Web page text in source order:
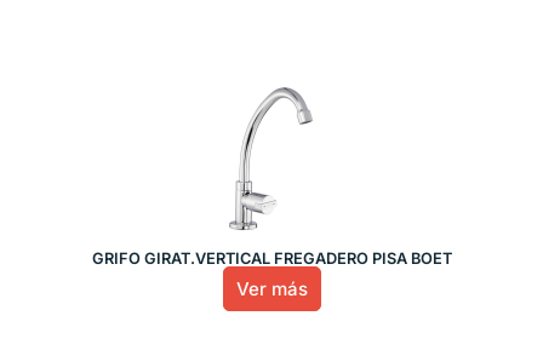
GRIFO GIRAT.VERTICAL FREGADERO PISA BOET
Ver más